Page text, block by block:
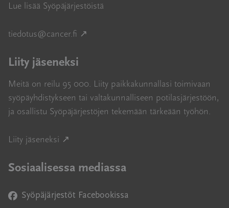
Lue lisää Syöpäjärjestöistä
tiedotus@cancer.fi ↗
Liity jäseneksi
Meitä on reilu 95 000. Liity paikkakunnallasi toimivaan
syöpäyhdistykseen tai valtakunnalliseen potilasjärjestöön,
ja osallistu Syöpäjärjestöjen tekemään tärkeään työhön.
Liity jäseneksi ↗
Sosiaalisessa mediassa
Syöpäjärjestöt Facebookissa
Avautuu uuteen ikkunaan